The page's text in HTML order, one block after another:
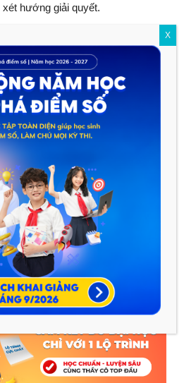
hướng giải quyết.
sinh CSĐT cần.
của cơ sở đào tạo để cụ thể
chế tuyển sinh cho các hình thức
thông tin điện tử của cơ sở đó.
theo đề án, tuân thủ các quy
đối với toàn bộ công tác tuyển
trình với Bộ GDĐT, các cơ quan
được yêu cầu.
X